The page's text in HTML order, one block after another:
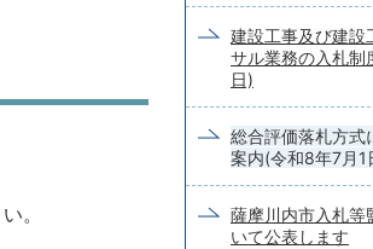
。
建設工事及び建設
サル業務の入札制
日)
総合評価落札方式
案内(令和8年7月1
薩摩川内市入札等
いて公表します